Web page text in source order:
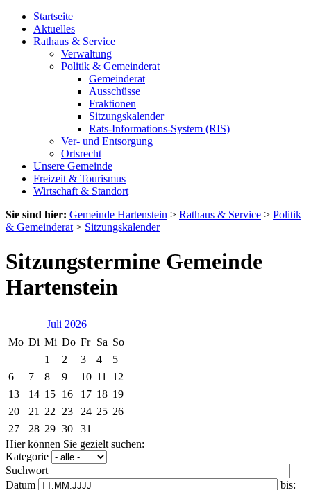
Startseite
Aktuelles
Rathaus & Service
Verwaltung
Politik & Gemeinderat
Gemeinderat
Ausschüsse
Fraktionen
Sitzungskalender
Rats-Informations-System (RIS)
Ver- und Entsorgung
Ortsrecht
Unsere Gemeinde
Freizeit & Tourismus
Wirtschaft & Standort
Sie sind hier: Gemeinde Hartenstein > Rathaus & Service > Politik
& Gemeinderat > Sitzungskalender
Sitzungstermine Gemeinde
Hartenstein
Juli 2026
Mo Di Mi Do Fr Sa So
1
2 3 4
5
6
7 8 9 10 11
12
13
14 15 16 17 18 19
20
21 22 23 24 25 26
27
28 29 30
31
Hier können Sie gezielt suchen:
Kategorie
Suchwort
Datum
bis: